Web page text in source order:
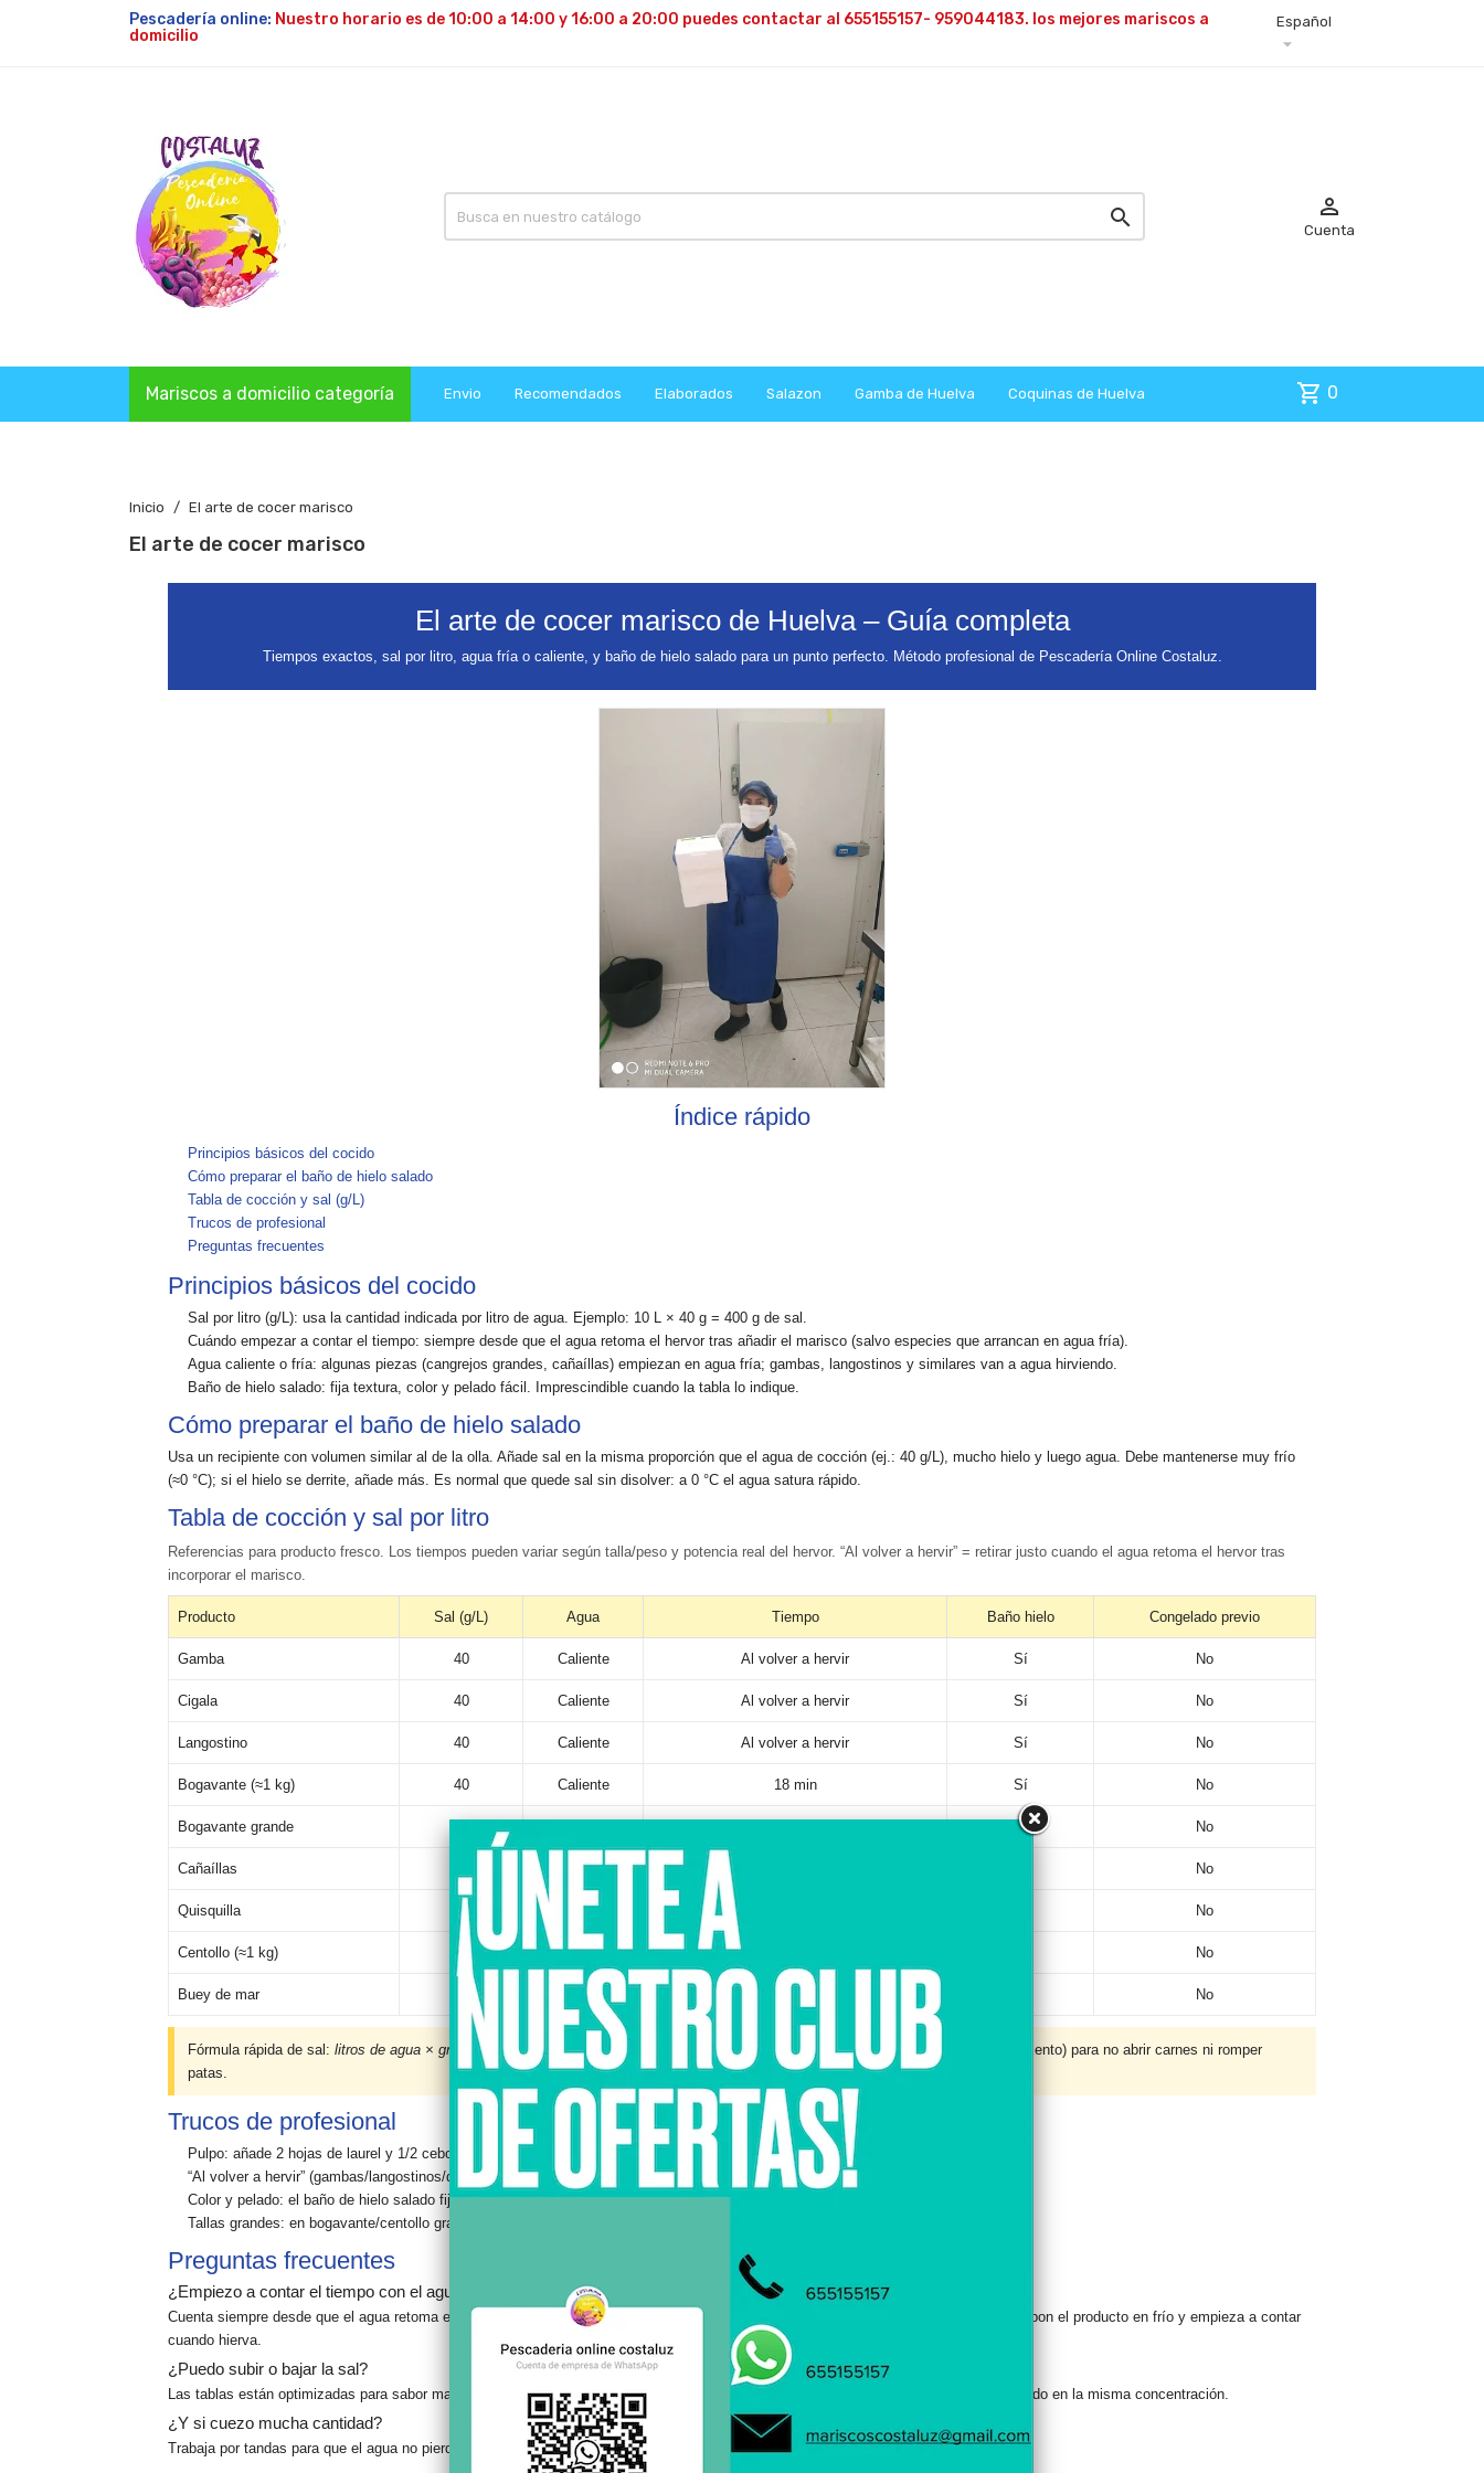
Pescadería online: Nuestro horario es de 10:00 a 14:00 y 16:00 a 20:00 puedes contactar al 655155157- 959044183. los mejores mariscos a
domicilio
Español

 
Cuenta
Mariscos a domicilio categoría Envio Recomendados Elaborados Salazon Gamba de Huelva Coquinas de Huelva shopping_cart 0
Inicio El arte de cocer marisco
El arte de cocer marisco
El arte de cocer marisco de Huelva – Guía completa
Tiempos exactos, sal por litro, agua fría o caliente, y baño de hielo saladopara un punto perfecto. Método profesional de Pescadería Online Costaluz.
Índice rápido
Principios básicos del cocido
Cómo preparar el baño de hielo salado
Tabla de cocción y sal (g/L)
Trucos de profesional
Preguntas frecuentes
Principios básicos del cocido
Sal por litro (g/L): usa la cantidad indicada por litro de agua. Ejemplo: 10 L × 40 g = 400 g de sal .
Cuándo empezar a contar el tiempo: siempre desde que el agua retoma el hervor tras añadir el marisco (salvo especies que arrancan en agua fría).
Agua caliente o fría: algunas piezas (cangrejos grandes, cañaíllas) empiezan en agua fría; gambas, langostinos y similares van a agua hirviendo.
Baño de hielo salado: fija textura, color y pelado fácil. Imprescindible cuando la tabla lo indique.
Cómo preparar el baño de hielo salado
Usa un recipiente con volumen similar al de la olla. Añade sal en la misma proporción que el agua de cocción (ej.: 40 g/L), mucho hielo y luego agua. Debe mantenerse muy frío
(≈0 °C); si el hielo se derrite, añade más. Es normal que quede sal sin disolver: a 0 °C el agua satura rápido.
Tabla de cocción y sal por litro
Referencias para producto fresco. Los tiempos pueden variar según talla/peso y potencia real del hervor. “Al volver a hervir” = retirar justo cuando el agua retoma el hervor tras
incorporar el marisco.
Producto Sal (g/L) Agua Tiempo Baño hielo Congelado previo
Gamba 40 Caliente Al volver a hervir Sí No
Cigala 40 Caliente Al volver a hervir Sí No
Langostino 40 Caliente Al volver a hervir Sí No
Bogavante (≈1 kg) 40 Caliente 18 min Sí No
Bogavante grande Sí No
Cañaíllas Fría 20 min (desde ebullición) No
Quisquilla 40 Caliente No
Centollo (≈1 kg) 40 Fría 15 min (desde ebullición) No
Buey de mar Fría No
Fórmula rápida de sal: litros de agua × gramos por litro . Ej.: 8 L × 40 g = 320 g de sal. Mantén el hervorvivo pero controlado
(no violento) para no abrir carnes ni romper
patas.
Trucos de profesional
Pulpo: añade 2 hojas de laurel y 1/2 cebolla para suavizar el olor y redondear el sabor.
“Al volver a hervir” (gambas/langostinos/quisquilla): retiraun pelín antes
del hervor fuerte para mayor firmeza.
Color y pelado: el baño de hielo salado fija el rojo/rosado y facilita pelar sin “blanquear” la carne.
Tallas grandes: en bogavante/centollo grandes añade 2–3 min si supera claramente 1 kg.
Preguntas frecuentes
¿Empiezo a contar el tiempo con el agua fría o hirviendo?
Cuenta siempre desde que el agua retoma el hervor
tras añadir el marisco. Si la tabla indica “agua fría” (cañaíllas, grandes cangrejos), pon el producto en frío y empieza a contar
cuando hierva.
¿Puedo subir o bajar la sal?
Las tablas están optimizadas para sabor marino y textura. Puedes ajustar ±5 g/L a tu gusto, pero mantén siempre el baño de hielo salado en la misma concentración.
¿Y si cuezo mucha cantidad?
Trabaja por tandas para que el agua no pierda temperatura. Repite el hervor estable y renueva elbaño de hielosi se agota el hielo.